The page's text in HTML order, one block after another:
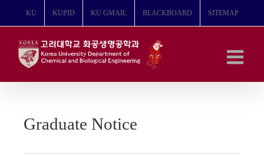
뛰
KU KUPID KU GMAIL BLACKBOARD SITEMAP
Graduate Notice